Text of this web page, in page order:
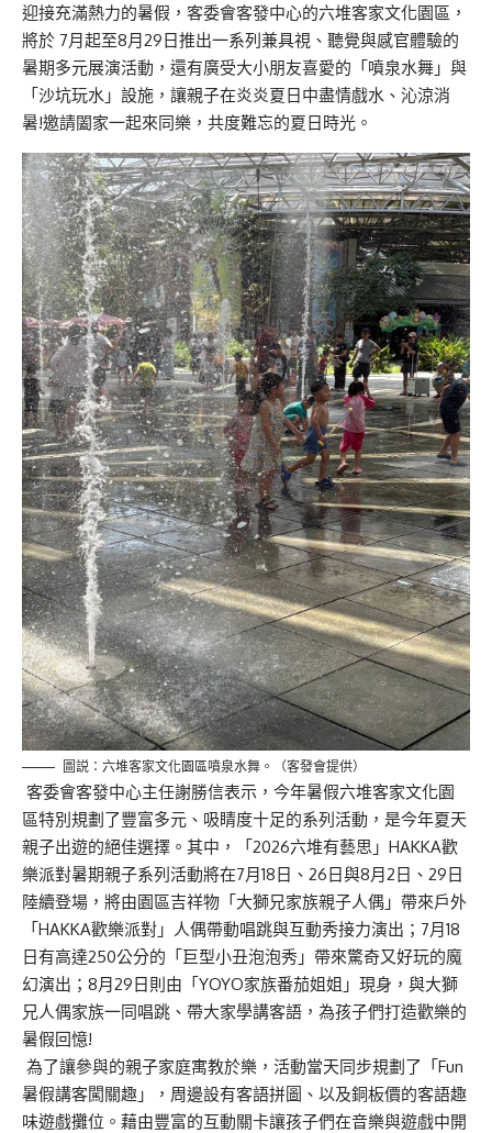
迎接充滿熱力的暑假， 客委會客發中心的六堆客家文化園區，
將於 7月起至8月29日推出一系列兼具視 、 聽覺與感官體驗的
暑期多元展演活動 ， 還有廣受大小朋友喜愛的「噴泉水舞」與
「沙坑玩水」設施，讓親子在炎炎夏日中盡情戲水、沁涼消
暑!邀請闔家一起來同樂，共度難忘的夏日時光 。
圖説：六堆客家文化園區噴泉水舞。（客發會提供）
客委會客發中心主任謝勝信表示，今年暑假六堆客家文化園
區特別規劃了豐富多元、吸睛度十足的系列活動，是今年夏天
親子出遊的絕佳選擇。 其中 ， 「2026六堆有藝思 」HAKKA歡
樂派對暑期親子系列活動將在7月18日 、 26日與8月2日 、 29日
陸續登場 ，將由園區吉祥物「大獅兄家族親子人偶 」帶來戶外
「HAKKA歡樂派對」人偶帶動唱跳與互動秀接力演出；7月18
日有高達250公分的「巨型小丑泡泡秀」帶來驚奇又好玩的魔
幻演出；8月29日則由「YOYO家族番茄姐姐」現身，與大獅
兄人偶家族一同唱跳、 帶大家學講客語，為孩子們打造歡樂的
暑假回憶!
為了讓參與的親子家庭寓教於樂，活動當天同步規劃了「Fun
暑假講客闖關趣」，周邊設有客語拼圖、以及銅板價的客語趣
味遊戲攤位。 藉由豐富的互動關卡讓孩子們在音樂與遊戲中開